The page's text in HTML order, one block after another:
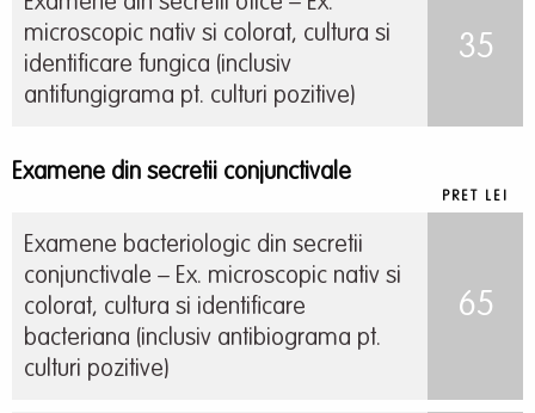
microscopic nativ si colorat, cultura si
identificare fungica (inclusiv
antifungigrama pt. culturi pozitive)
35
Examene din secretii conjunctivale
PRET LEI
Examene bacteriologic din secretii
conjunctivale – Ex. microscopic nativ si
colorat, cultura si identificare
bacteriana (inclusiv antibiograma pt.
culturi pozitive)
65